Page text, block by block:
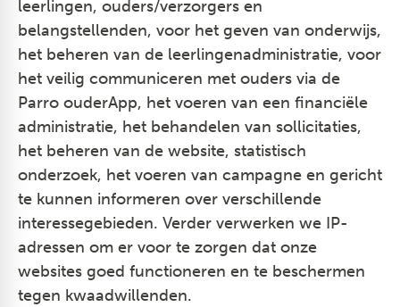
leerlingen, ouders/verzorgers en
belangstellenden, voor het geven van onderwijs,
het beheren van de leerlingenadministratie, voor
het veilig communiceren met ouders via de
Parro ouderApp, het voeren van een financiële
administratie, het behandelen van sollicitaties,
het beheren van de website, statistisch
onderzoek, het voeren van campagne en gericht
te kunnen informeren over verschillende
interessegebieden. Verder verwerken we IP-
adressen om er voor te zorgen dat onze
websites goed functioneren en te beschermen
tegen kwaadwillenden.